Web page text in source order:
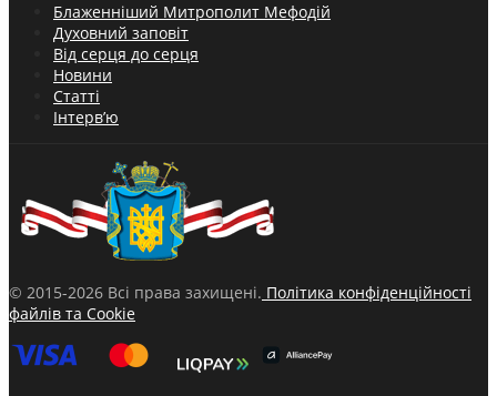
Блаженніший Митрополит Мефодій
Духовний заповіт
Від серця до серця
Новини
Статті
Інтерв’ю
© 2015-2026 Всі права захищені. Політика конфіденційності
файлів та Cookie